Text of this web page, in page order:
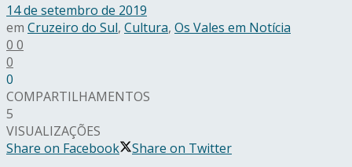
14 de setembro de 2019
em Cruzeiro do Sul, Cultura, Os Vales em Notícia
0 0
0
0
COMPARTILHAMENTOS
5
VISUALIZAÇÕES
Share on Facebook
Share on Twitter